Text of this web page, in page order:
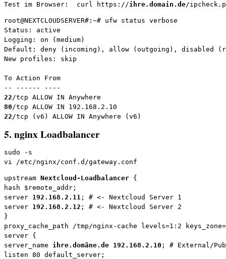
Test im Browser:  curl https://ihre.domain.de/
root@NEXTCLOUDSERVER#:~# ufw status verbose
Status: active
Logging: on (medium)
Default: deny (incoming), allow (outgoing), disabled
New profiles: skip
To Action From
22
80
22/tcp (v6) ALLOW IN Anywhere (v6)
5. nginx Loadbalancer
sudo -s
vi /etc/nginx/conf.d/gateway.conf
upstream Nextcloud-Loadbalancer {
hash $remote_addr;
server 192.168.2.11 ; # <- Nextcloud Server 1
server 192.168.2.12 ; # <- Nextcloud Server 2
}
proxy_cache_path /tmp/nginx-cache levels=1:2
server {
server_name ihre.domäne.de 192.168.2.10 ; # External/
listen 80 default_server;